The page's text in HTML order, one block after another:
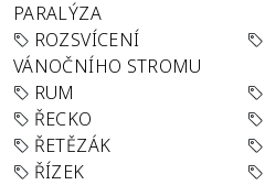
PARALÝZA
ROZSVÍCENÍ
VÁNOČNÍHO STROMU
RUM
ŘECKO
ŘETĚZÁK
ŘÍZEK